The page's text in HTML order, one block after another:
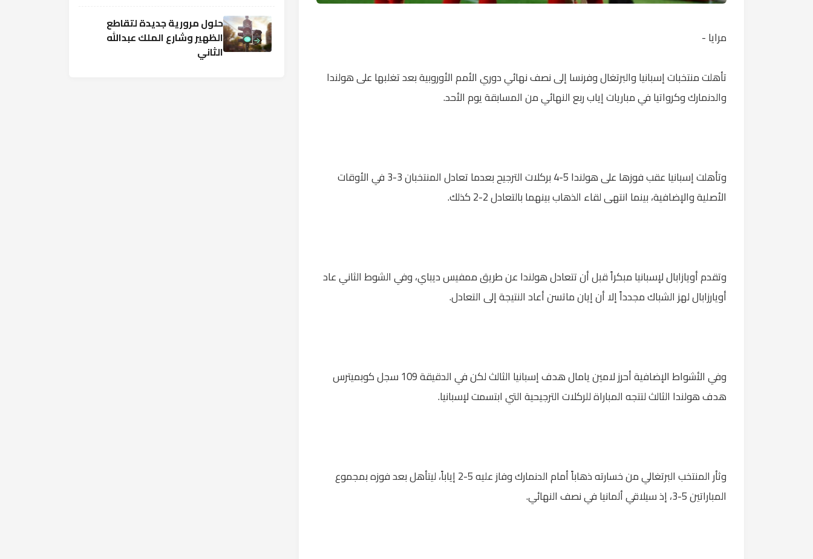
مرايا -
تأهلت منتخبات إسبانيا والبرتغال وفرنسا إلى نصف نهائي دوري الأمم الأوروبية بعد تغلبها على هولندا
والدنمارك وكرواتيا في مباريات إياب ربع النهائي من المسابقة يوم الأحد.
وتأهلت إسبانيا عقب فوزها على هولندا 5-4 بركلات الترجيح بعدما تعادل المنتخبان 3-3 في الأوقات
الأصلية والإضافية، بينما انتهى لقاء الذهاب بينهما بالتعادل 2-2 كذلك.
وتقدم أويازابال لإسبانيا مبكراً قبل أن تتعادل هولندا عن طريق ممفيس ديباي، وفي الشوط الثاني عاد
أويارزابال لهز الشباك مجدداً إلا أن إيان ماتسن أعاد النتيجة إلى التعادل.
وفي الأشواط الإضافية أحرز لامين يامال هدف إسبانيا الثالث لكن في الدقيقة 109 سجل كوبميترس
هدف هولندا الثالث لتتجه المباراة للركلات الترجيحية التي ابتسمت لإسبانيا.
وثأر المنتخب البرتغالي من خسارته ذهاباً أمام الدنمارك وفاز عليه 5-2 إياباً، ليتأهل بعد فوزه بمجموع
المباراتين 5-3، إذ سيلاقي ألمانيا في نصف النهائي.
حلول مرورية جديدة لتقاطع
الظهير وشارع الملك عبدالله
الثاني